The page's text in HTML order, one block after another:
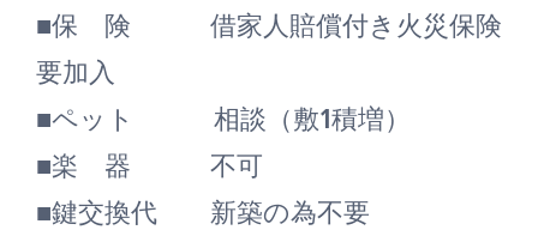
■保 険 借家人賠償付き火災保険
要加入
■ペット 相談（敷1積増）
■楽 器 不可
■鍵交換代 新築の為不要